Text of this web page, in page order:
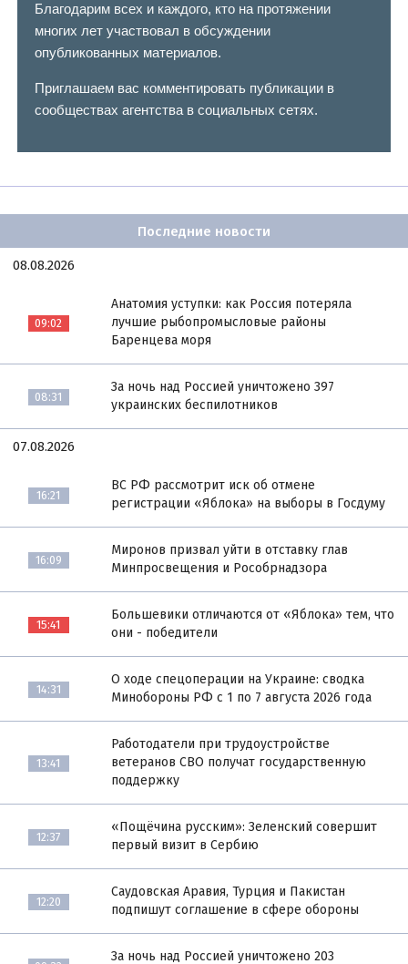
Благодарим всех и каждого, кто на протяжении
многих лет участвовал в обсуждении
опубликованных материалов.
Приглашаем вас комментировать публикации в
сообществах агентства в социальных сетях.
Последние новости
08.08.2026
09:02
Анатомия уступки: как Россия потеряла
лучшие рыбопромысловые районы
Баренцева моря
08:31
За ночь над Россией уничтожено 397
украинских беспилотников
07.08.2026
16:21
ВС РФ рассмотрит иск об отмене
регистрации «Яблока» на выборы в Госдуму
16:09
Миронов призвал уйти в отставку глав
Минпросвещения и Рособрнадзора
15:41
Большевики отличаются от «Яблока» тем, что
они - победители
14:31
О ходе спецоперации на Украине: сводка
Минобороны РФ с 1 по 7 августа 2026 года
13:41
Работодатели при трудоустройстве
ветеранов СВО получат государственную
поддержку
12:37
«Пощёчина русским»: Зеленский совершит
первый визит в Сербию
12:20
Саудовская Аравия, Турция и Пакистан
подпишут соглашение в сфере обороны
За ночь над Россией уничтожено 203